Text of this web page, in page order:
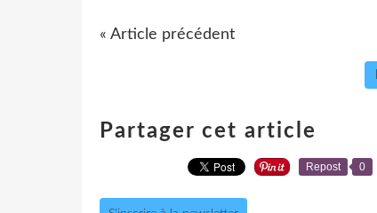
« Article précédent
Partager cet article
Repost 0